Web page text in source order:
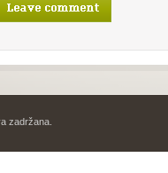
zadržana.